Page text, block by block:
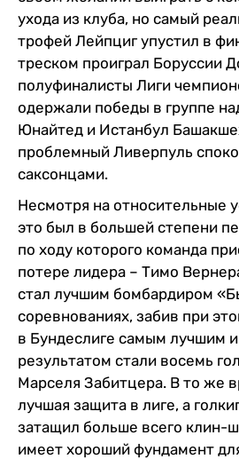
ухода из клуба, но самый
трофей Лейпциг упустил в
треском проиграл Боруссии
полуфиналисты Лиги
одержали победы в группе
Юнайтед и Истанбул
проблемный Ливерпуль
саксонцами.
Несмотря на относительные
это был в большей степени
по ходу которого команда
потере лидера – Тимо
стал лучшим бомбардиром
соревнованиях, забив при
в Бундеслиге самым лучшим
результатом стали восемь
Марселя Забитцера. В то же
лучшая защита в лиге, а
затащил больше всего клин-
имеет хороший фундамент